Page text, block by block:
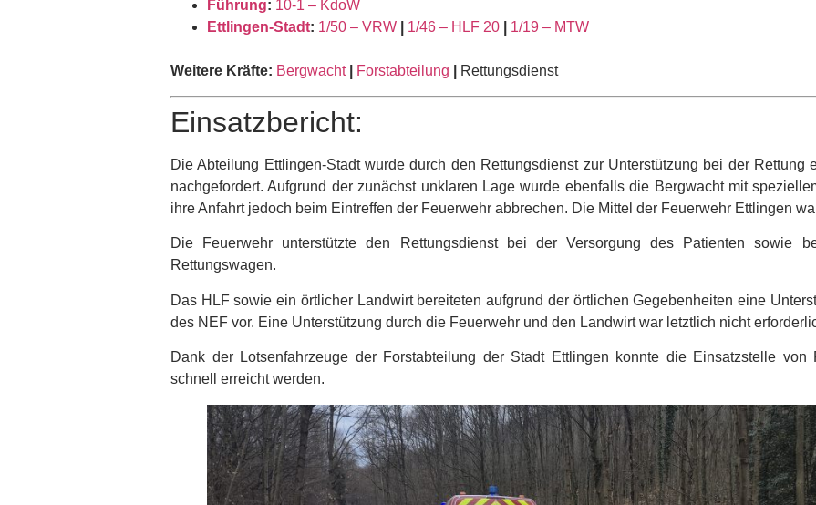
Führung: 10-1 – KdoW
Ettlingen-Stadt: 1/50 – VRW 1/46 – HLF 20 1/19 – MTW
Weitere Kräfte: Bergwacht Forstabteilung Rettungsdienst
Einsatzbericht:
Die Abteilung Ettlingen-Stadt wurde durch den Rettungsdienst zur Unterstützung bei der Rettung
nachgefordert. Aufgrund der zunächst unklaren Lage wurde ebenfalls die Bergwacht mit
ihre Anfahrt jedoch beim Eintreffen der Feuerwehr abbrechen. Die Mittel der Feuerwehr Ettlingen
Die Feuerwehr unterstützte den Rettungsdienst bei der Versorgung des Patienten sowie
Rettungswagen.
Das HLF sowie ein örtlicher Landwirt bereiteten aufgrund der örtlichen Gegebenheiten eine
des NEF vor. Eine Unterstützung durch die Feuerwehr und den Landwirt war letztlich nicht
Dank der Lotsenfahrzeuge der Forstabteilung der Stadt Ettlingen konnte die Einsatzstelle von
schnell erreicht werden.